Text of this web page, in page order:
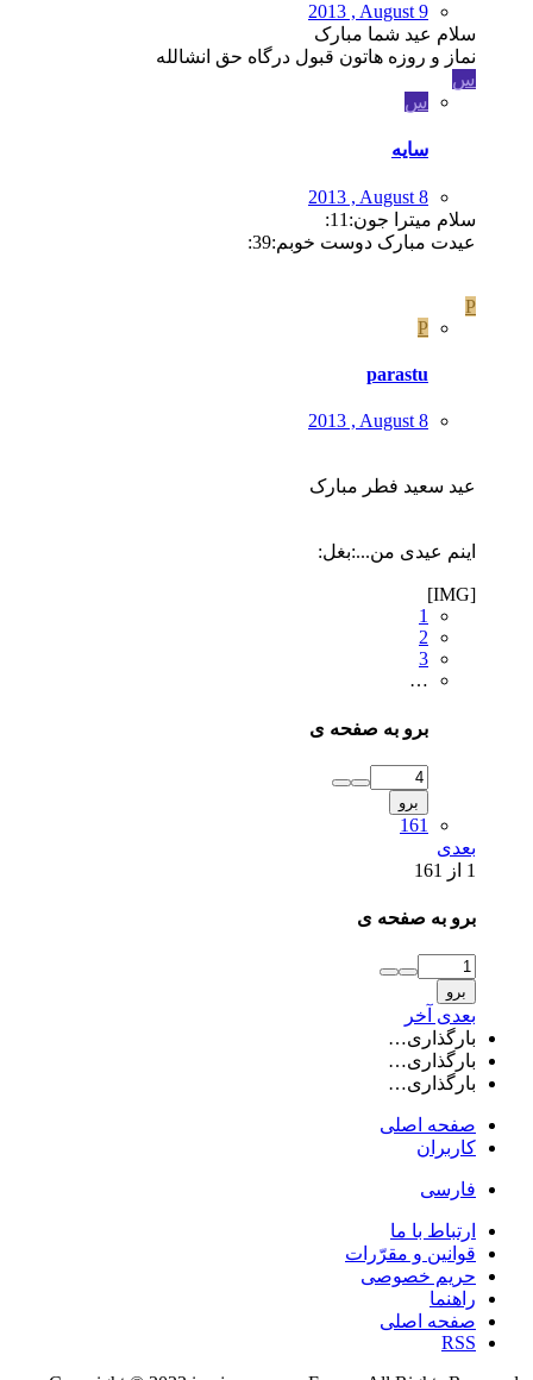
2013 , August 9
سلام عید شما مبارک
نماز و روزه هاتون قبول درگاه حق انشالله
س
س
سایه
2013 , August 8
سلام میترا جون:11:
عیدت مبارک دوست خوبم:39:
P
P
parastu
2013 , August 8
عید سعید فطر مبارک
اینم عیدی من...:بغل:
[IMG]
1
2
3
…
برو به صفحه ی
برو
161
بعدی
1 از 161
برو به صفحه ی
برو
بعدی آخر
بارگذاری…
بارگذاری…
بارگذاری…
صفحه اصلی
کاربران
فارسی
ارتباط با ما
قوانین و مقرّرات
حریم خصوصی
راهنما
صفحه اصلی
RSS